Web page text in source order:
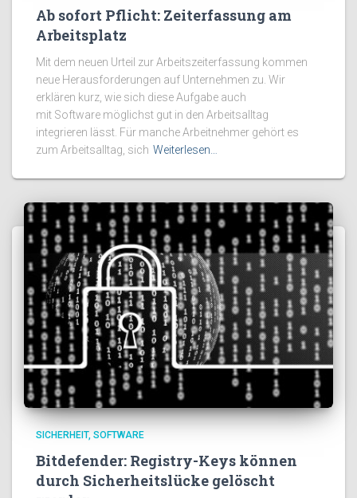
Ab sofort Pflicht: Zeiterfassung am
Arbeitsplatz
Mit dem neuen Urteil zur Arbeitszeiterfassung kommen
neue Herausforderungen auf Unternehmen zu. Wir
erklären kurz, wie sich diese Aufgabe auch
mit Software möglichst gut in den Arbeitsalltag
integrieren lässt. Für manche Arbeitnehmer gehört es
zum Arbeitsalltag, sich Weiterlesen…
SICHERHEIT SOFTWARE
Bitdefender: Registry-Keys können
durch Sicherheitslücke gelöscht